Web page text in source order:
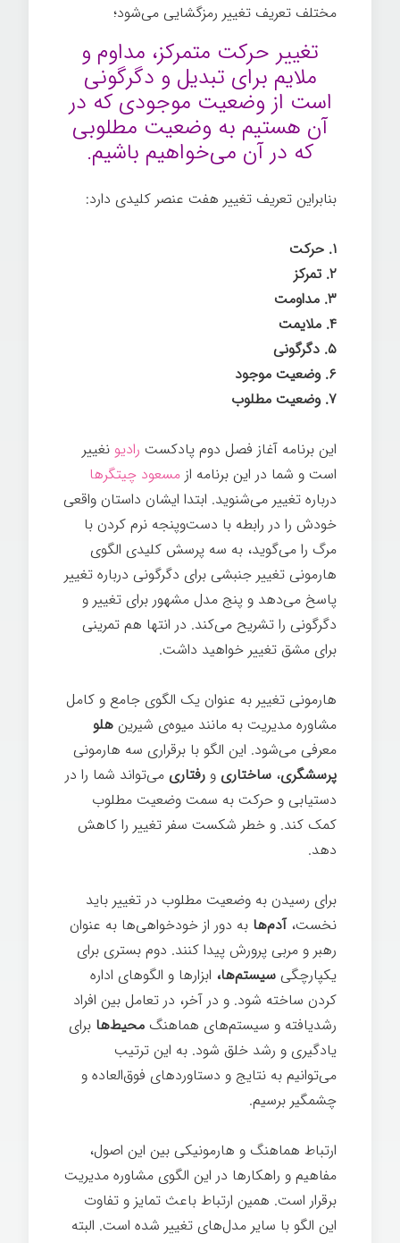
مختلف تعریف تغییر رمزگشایی می‌شود؛
تغییر حرکت متمرکز، مداوم و
ملایم برای تبدیل و دگرگونی
است از وضعیت موجودی که در
آن هستیم به وضعیت مطلوبی
که در آن می‌خواهیم باشیم.
بنابراین تعریف تغییر هفت عنصر کلیدی دارد:
۱. حرکت
۲. تمرکز
۳. مداومت
۴. ملایمت
۵. دگرگونی
۶. وضعیت موجود
۷. وضعیت مطلوب
این برنامه آغاز فصل دوم پادکست رادیو نغییر
است و شما در این برنامه از مسعود چیتگرها
درباره تغییر می‌شنوید. ابتدا ایشان داستان واقعی
خودش را در رابطه با دست‌وپنجه نرم کردن با
مرگ را می‌گوید، به سه پرسش کلیدی الگوی
هارمونی تغییر جنبشی برای دگرگونی درباره تغییر
پاسخ می‌دهد و پنج مدل مشهور برای تغییر و
دگرگونی را تشریح می‌کند. در انتها هم تمرینی
برای مشق تغییر خواهید داشت.
هارمونی تغییر به عنوان یک الگوی جامع و کامل
مشاوره مدیریت به مانند میوه‌ی شیرین هلو
معرفی می‌شود. این الگو با برقراری سه هارمونی
پرسشگری، ساختاری و رفتاری می‌تواند شما را در
دستیابی و حرکت به سمت وضعیت مطلوب
کمک کند. و خطر شکست سفر تغییر را کاهش
دهد.
برای رسیدن به وضعیت مطلوب در تغییر باید
نخست،آدم‌ها به دور از خودخواهی‌ها به عنوان
رهبر و مربی پرورش پیدا کنند. دوم بستری برای
یکپارچگی سیستم‌‌ها، ابزارها و الگوهای اداره‌
کردن ساخته شود. و در آخر، در تعامل بین افراد
رشدیافته و سیستم‌های هماهنگ محیط‌ها برای
یادگیری و رشد خلق شود. به این ترتیب
می‌توانیم به نتایج و دستاوردهای فوق‌العاده و
چشمگیر برسیم.
ارتباط هماهنگ و هارمونیکی بین این اصول،
مفاهیم و راهکارها در این الگوی مشاوره مدیریت
برقرار است. همین ارتباط باعث تمایز و تفاوت
این الگو با سایر مدل‌های تغییر شده است. البته